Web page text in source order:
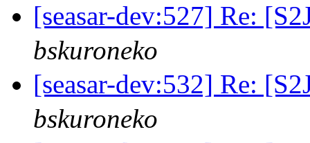
[seasar-dev:527] Re:
bskuroneko
[seasar-dev:532] Re:
bskuroneko